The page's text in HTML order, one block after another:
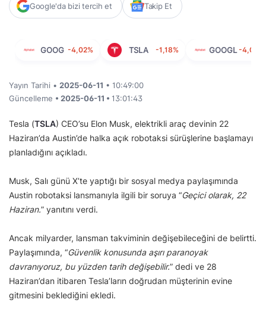
Google'da bizi tercih et Takip Et
GOOG -4,02% TSLA -1,18% GOOGL -4,06%
Yayın Tarihi • 2025-06-11 • 10:49:00
Güncelleme • 2025-06-11 • 13:01:43
Tesla (TSLA) CEO’su Elon Musk, elektrikli araç devinin 22
Haziran’da Austin’de halka açık robotaksi sürüşlerine başlamayı
planladığını açıkladı.
Musk, Salı günü X’te yaptığı bir sosyal medya paylaşımında
Austin robotaksi lansmanıyla ilgili bir soruya “Geçici olarak, 22
Haziran.” yanıtını verdi.
Ancak milyarder, lansman takviminin değişebileceğini de belirtti.
Paylaşımında, “Güvenlik konusunda aşırı paranoyak
davranıyoruz, bu yüzden tarih değişebilir.” dedi ve 28
Haziran’dan itibaren Tesla’ların doğrudan müşterinin evine
gitmesini beklediğini ekledi.